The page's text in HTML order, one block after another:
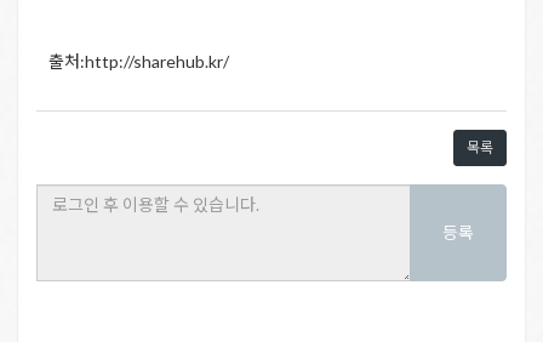
출처:http://sharehub.kr/
목록
등록